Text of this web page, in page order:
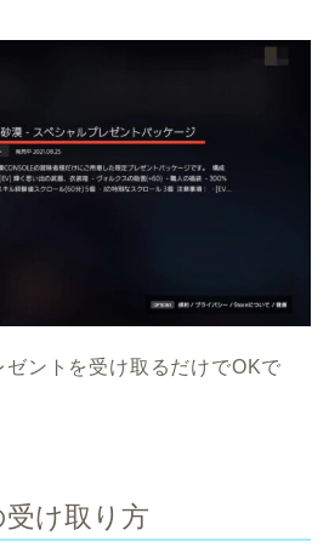
ントを受け取るだけでOKで
け取り方